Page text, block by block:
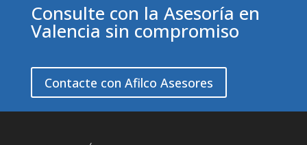
Consulte con la Asesoría en
Valencia sin compromiso
Contacte con Afilco Asesores